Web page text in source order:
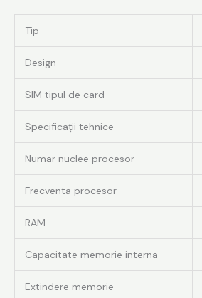
Tip
Design
SIM tipul de card
Specificaţii tehnice
Numar nuclee procesor
Frecventa procesor
RAM
Capacitate memorie interna
Extindere memorie